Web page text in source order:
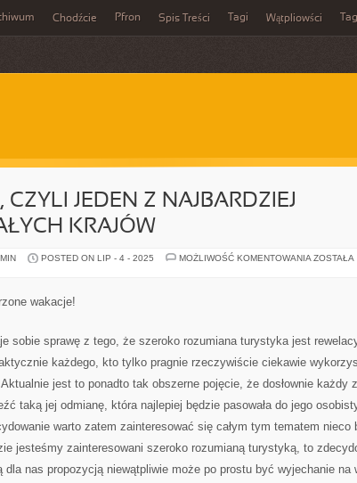
Chodźcie Pfron Spis Treści Tagi Wątpliowści
CZYLI JEDEN Z NAJBARDZIEJ
KRAJÓW
POSTED ON LIP - 4 - 2025 MOŻLIWOŚĆ KOMENTOWANIA JAPONIA,
ZOSTAŁA
wakacje!
sobie sprawę z tego, że szeroko rozumiana turystyka jest
każdego, kto tylko pragnie rzeczywiście ciekawie
jest to ponadto tak obszerne pojęcie, że dosłownie każdy
taką jej odmianę, która najlepiej będzie pasowała do jego
warto zatem zainteresować się całym tym tematem nieco
jesteśmy zainteresowani szeroko rozumianą turystyką, to
dla nas propozycją niewątpliwie może po prostu być wyjechanie na